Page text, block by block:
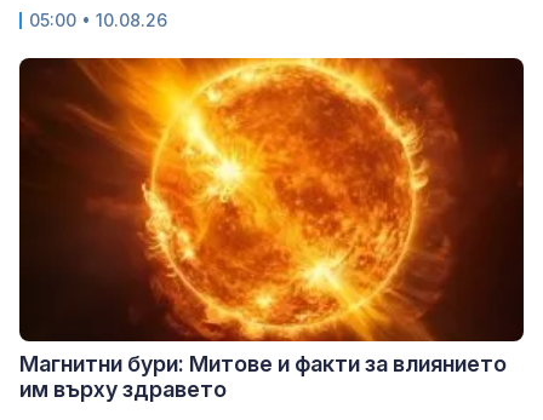
05:00 • 10.08.26
Магнитни бури: Митове и факти за влиянието
им върху здравето